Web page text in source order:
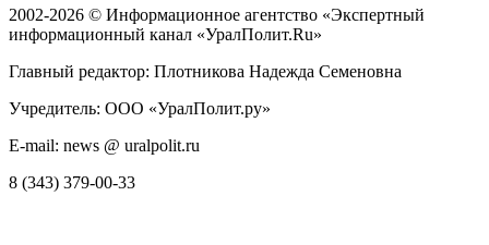
2002-2026 © Информационное агентство «Экспертный
информационный канал «УралПолит.Ru»
Главный редактор: Плотникова Надежда Семеновна
Учредитель: ООО «УралПолит.ру»
E-mail: news @ uralpolit.ru
8 (343) 379-00-33